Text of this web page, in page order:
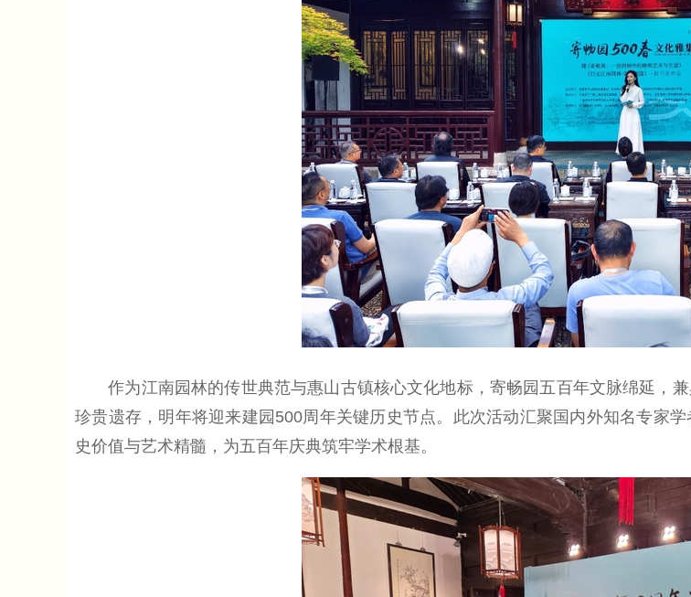
作为江南园林的传世典范与惠山古镇核心文化地标，寄畅园五百年文脉绵延，
珍贵遗存，明年将迎来建园500周年关键历史节点。此次活动汇聚国内外知名专家
史价值与艺术精髓，为五百年庆典筑牢学术根基。